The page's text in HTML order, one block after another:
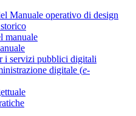
Manuale operativo di design
manuale
i servizi pubblici digitali
digitale (e-